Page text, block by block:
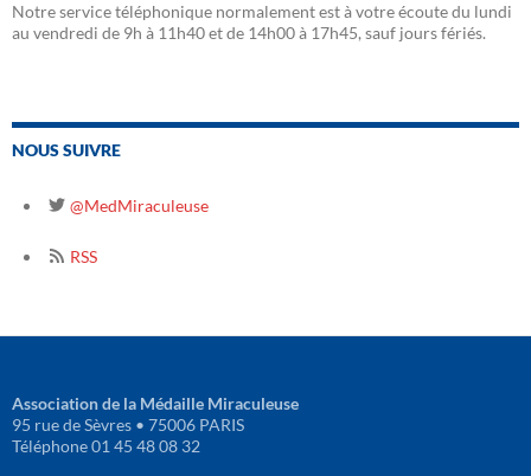
Notre service téléphonique normalement est à votre écoute du lundi
au vendredi de 9h à 11h40 et de 14h00 à 17h45, sauf jours fériés.
NOUS SUIVRE
@MedMiraculeuse
RSS
Association de la Médaille Miraculeuse
95 rue de Sèvres • 75006 PARIS
Téléphone 01 45 48 08 32